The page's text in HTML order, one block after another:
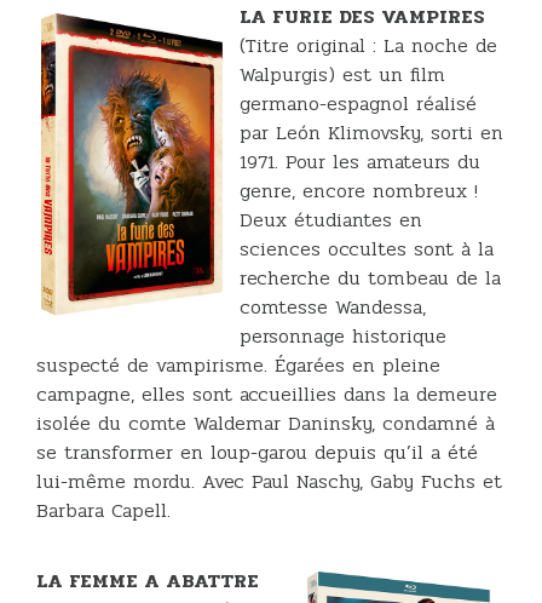
LA FURIE DES VAMPIRES
(Titre original : La noche de
Walpurgis) est un film
germano-espagnol réalisé
par León Klimovsky, sorti en
1971. Pour les amateurs du
genre, encore nombreux !
Deux étudiantes en
sciences occultes sont à la
recherche du tombeau de la
comtesse Wandessa,
personnage historique
suspecté de vampirisme. Égarées en pleine
campagne, elles sont accueillies dans la demeure
isolée du comte Waldemar Daninsky, condamné à
se transformer en loup-garou depuis qu’il a été
lui-même mordu. Avec Paul Naschy, Gaby Fuchs et
Barbara Capell.
LA FEMME A ABATTRE